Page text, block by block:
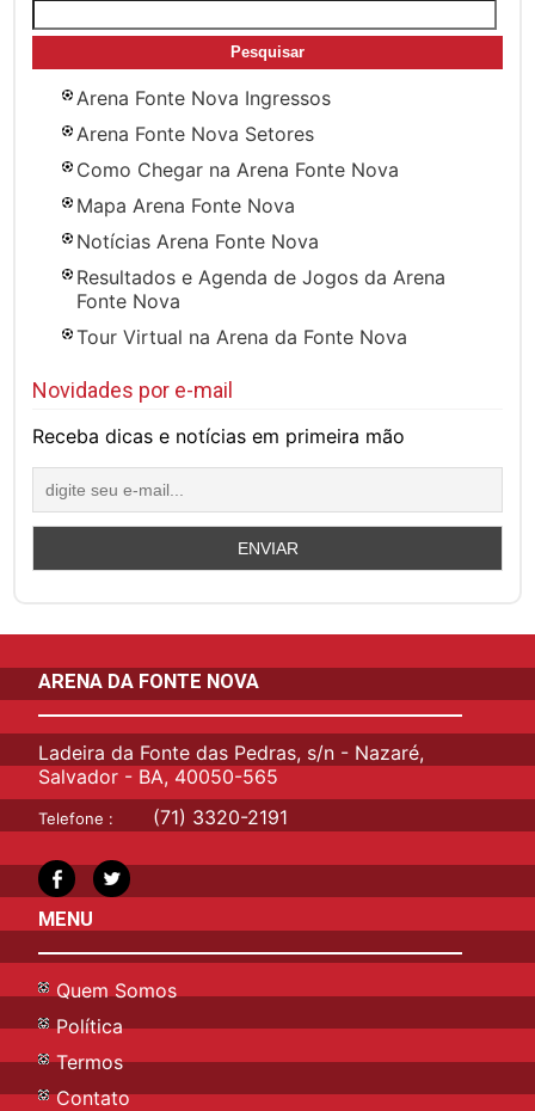
por:
Arena Fonte Nova Ingressos
Arena Fonte Nova Setores
Como Chegar na Arena Fonte Nova
Mapa Arena Fonte Nova
Notícias Arena Fonte Nova
Resultados e Agenda de Jogos da Arena
Fonte Nova
Tour Virtual na Arena da Fonte Nova
Novidades por e-mail
Receba dicas e notícias em primeira mão
ARENA DA FONTE NOVA
Ladeira da Fonte das Pedras, s/n - Nazaré,
Salvador - BA, 40050-565
Telefone : (71) 3320-2191
MENU
Quem Somos
Política
Termos
Contato